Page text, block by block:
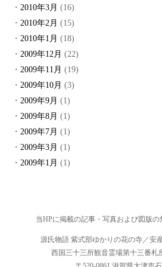
2010年3月 (16)
2010年2月 (15)
2010年1月 (18)
2009年12月 (22)
2009年11月 (19)
2009年10月 (3)
2009年9月 (1)
2009年8月 (1)
2009年7月 (1)
2009年3月 (1)
2009年1月 (1)
当HPに掲載の記事・写真および図版の
源氏物語 紫式部ゆかりの花の寺／安
西国三十三所観音霊場第十三番